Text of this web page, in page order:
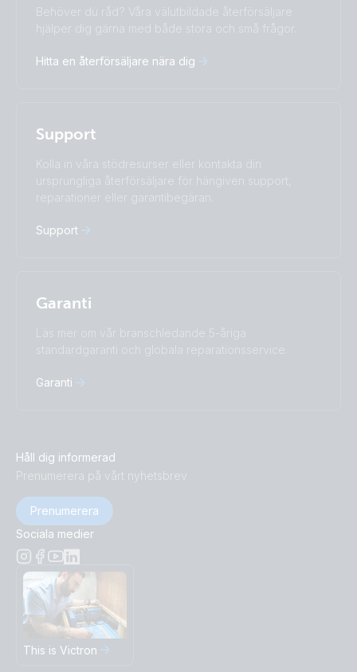
Change language
Čeština
Dansk
Español
Français
Română
Türkçe
Ελληνικά
Русский
Українська
中國人
Behöver du råd? Våra välutbildade återförsäljare
hjälper dig gärna med både stora och små frågor.
Hitta en återförsäljare nära dig
Support
Kolla in våra stödresurser eller kontakta din
ursprungliga återförsäljare för hängiven support,
reparationer eller garantibegäran.
Support
Garanti
Läs mer om vår branschledande 5-åriga
standardgaranti och globala reparationsservice.
Garanti
Håll dig informerad
Prenumerera på vårt nyhetsbrev
Prenumerera
Sociala medier
This is Victron